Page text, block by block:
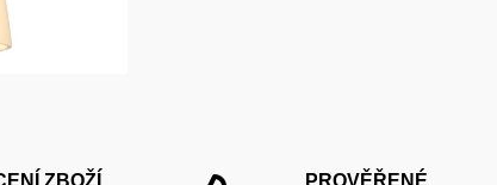
ZBOŽÍ
PROVĚŘENÉ